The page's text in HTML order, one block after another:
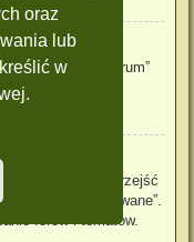
oraz
lub
w
„Obserwuj forum”
tematu?
tematu, należy przejść
karty “Obserwowane”.
forów i tematów.